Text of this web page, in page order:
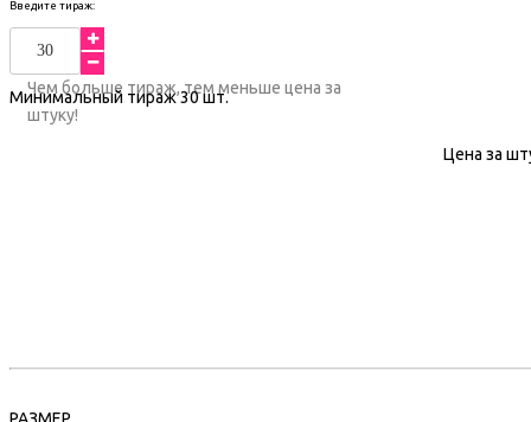
Введите тираж:
Чем больше тираж, тем меньше цена за
штуку!
Минимальный тираж30шт.
Цена за
РАЗМЕР